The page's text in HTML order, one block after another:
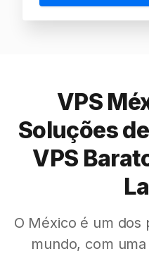
VPS
Soluções
VPS
O México é um dos
mundo, com